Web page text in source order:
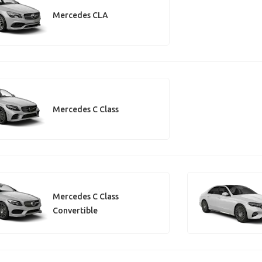
Mercedes CLA
Mercedes C Class
Mercedes C Class
Convertible